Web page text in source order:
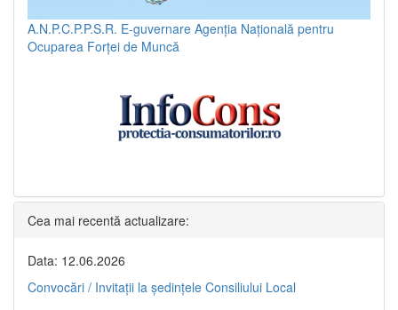
A.N.P.C.P.P.S.R. E-guvernare Agenția Națională pentru
Ocuparea Forței de Muncă
Cea mai recentă actualizare:
Data: 12.06.2026
Convocări / Invitaţii la şedinţele Consiliului Local